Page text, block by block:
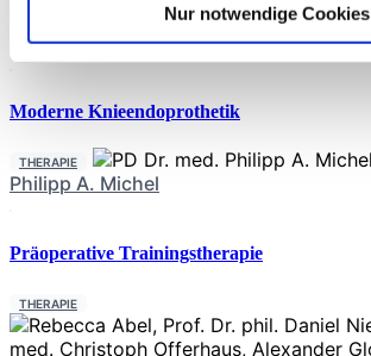
Nur notwendige Cookies
Moderne Knieendoprothetik
THERAPIE
Philipp A. Michel
Präoperative Trainingstherapie
THERAPIE